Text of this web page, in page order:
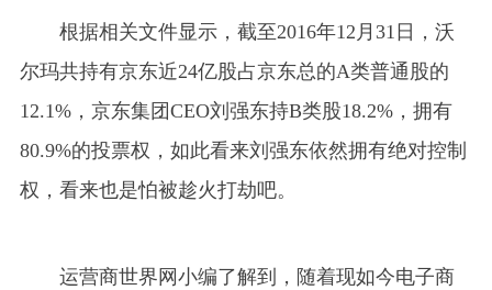
根据相关文件显示，截至2016年12月31日，沃
尔玛共持有京东近24亿股占京东总的A类普通股的
12.1%，京东集团CEO刘强东持B类股18.2%，拥有
80.9%的投票权，如此看来刘强东依然拥有绝对控制
权，看来也是怕被趁火打劫吧。
运营商世界网小编了解到，随着现如今电子商